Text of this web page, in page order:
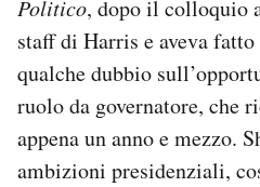
Politico, dopo il colloquio
staff di Harris e aveva
qualche dubbio
ruolo da governatore, che
appena un anno e mezzo.
ambizioni presidenziali,